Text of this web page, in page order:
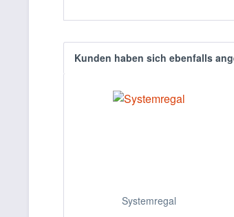
Kunden haben sich ebenfalls
Systemregal